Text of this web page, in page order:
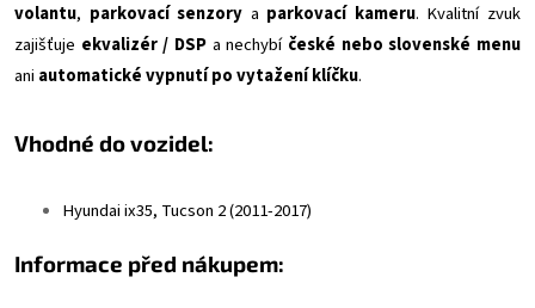
volantu, parkovací senzory a parkovací kameru. Kvalitní zvuk
zajišťuje ekvalizér / DSP a nechybí české nebo slovenské menu
ani automatické vypnutí po vytažení klíčku.
Vhodné do vozidel:
Hyundaiix35, Tucson 2 (2011-2017)
Informace před nákupem: